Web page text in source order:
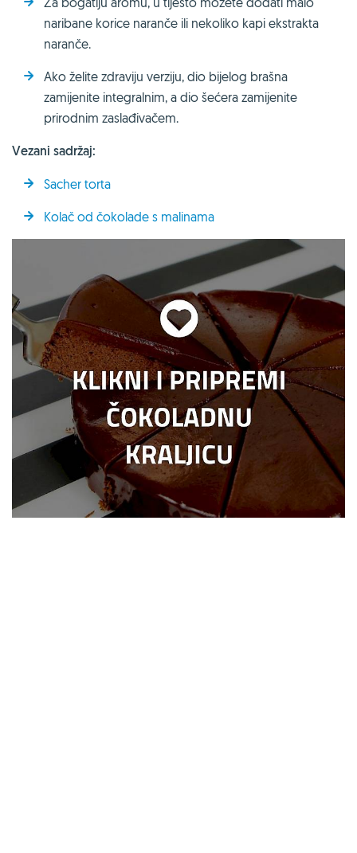
naribane korice naranče ili nekoliko kapi ekstrakta
naranče.
Ako želite zdraviju verziju, dio bijelog brašna
zamijenite integralnim, a dio šećera zamijenite
prirodnim zaslađivačem.
Vezani sadržaj:
Sacher torta
Kolač od čokolade s malinama